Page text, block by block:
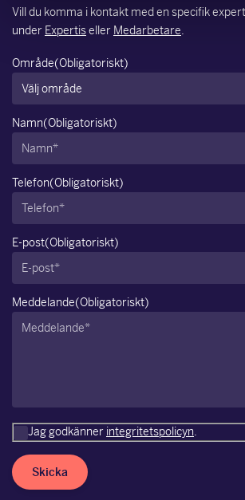
Vill du komma i kontakt med en specifik
under Expertiseller Medarbetare.
Område(Obligatoriskt)
Namn(Obligatoriskt)
Telefon(Obligatoriskt)
E-post(Obligatoriskt)
Meddelande(Obligatoriskt)
Jag godkänner integritetspolicyn.
Skicka